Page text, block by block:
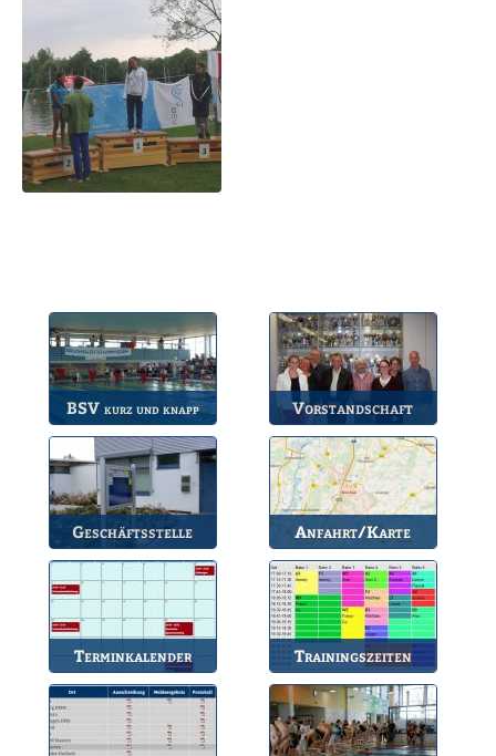
BSV kurz und knapp
Die wichtigsten Infos
zum BSV.
Vorstandschaft
Unsere amtierende
Vorstandschaft.
Geschäftsstelle
Anlaufstelle für alle
Anfahrt/Karte
So können Sie uns
erreichen.
Terminkalender
Die Termine des BSV.
Trainingszeiten
Bahnbelegungen der
Gruppen.